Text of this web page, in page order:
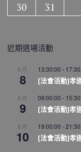
30
31
近期道場活動
8 月
8
13:30:00 -
[法會活動]孝
8 月
9
09:00:00 -
[法會活動]孝
8 月
10
19:00:00 -
[法會活動]孝